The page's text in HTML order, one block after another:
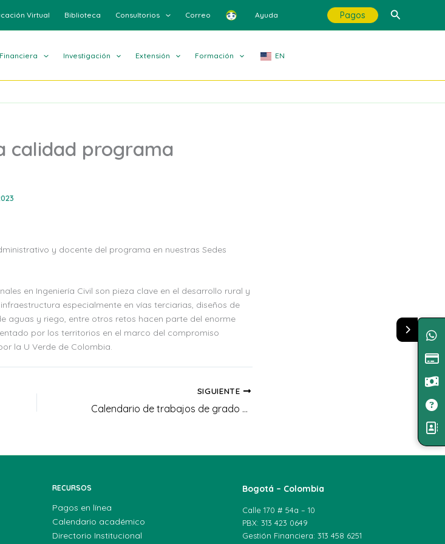
Virtual Biblioteca Consultorios Correo Ayuda Pagos Buscar
Investigación Extensión Formación EN
calidad programa
y docente del programa en nuestras Sedes
en Ingeniería Civil son pieza clave en el desarrollo rural y
especialmente en vías terciarias, diseños de
aguas y riego, entre otros retos hacen parte del enorme
por los territorios en el marco del compromiso
la U Verde de Colombia.
SIGUIENTE
Calendario de trabajos de grado comité técnico académico y curricular ingeniería Agroindustrial
RECURSOS
Pagos en línea
Calendario académico
Directorio Institucional
Bogotá – Colombia
Calle 170 # 54a – 10
PBX: 313 423 0649
Gestión Financiera: 313 458 6251